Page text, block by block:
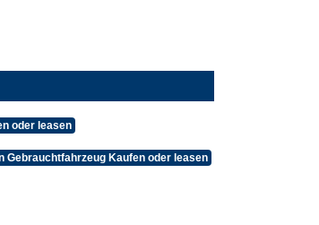
oder leasen
Gebrauchtfahrzeug Kaufen oder leasen